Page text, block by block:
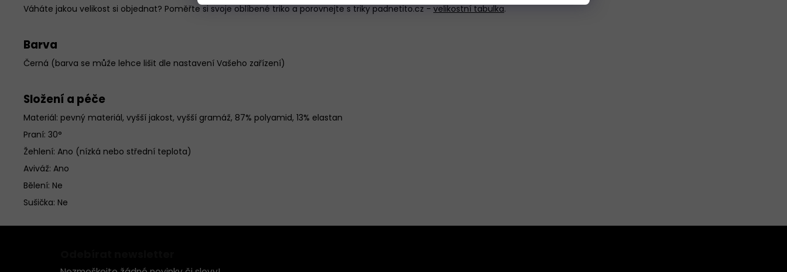
Váháte jakou velikost si objednat? Poměřte si svoje oblíbené triko a porovnejte s triky padnetito.cz - velikostní tabulka.
Barva
Černá (barva se může lehce lišit dle nastavení Vašeho zařízení)
Složení a péče
Materiál: pevný materiál, vyšší jakost, vyšší gramáž, 87% polyamid, 13% elastan
Praní: 30°
Žehlení: Ano (nízká nebo střední teplota)
Aviváž: Ano
Bělení: Ne
Sušička: Ne